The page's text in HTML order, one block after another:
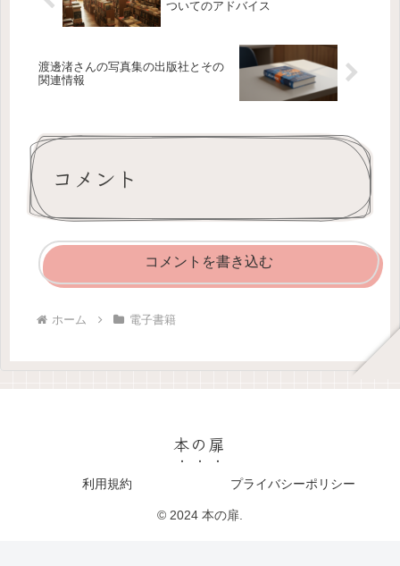
ついてのアドバイス
渡邊渚さんの写真集の出版社とその
関連情報
コメント
コメントを書き込む
ホーム 電子書籍
本の扉
利用規約 プライバシーポリシー
© 2024 本の扉.